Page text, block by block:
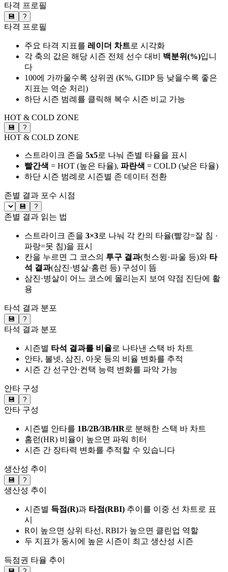
타격 프로필
💾 ?
타격 프로필
주요 타격 지표를 레이더 차트로 시각화
각 축의 값은 해당 시즌 전체 선수 대비 백분위(%)입니
다
100에 가까울수록 상위권 (K%, GIDP 등 낮을수록 좋은
지표는 역순 처리)
하단 시즌 범례를 클릭해 복수 시즌 비교 가능
HOT & COLD ZONE
💾 ?
HOT & COLD ZONE
스트라이크 존을 5x5로 나눠 존별 타율을 표시
빨간색 = HOT (높은 타율), 파란색 = COLD (낮은 타율)
하단 시즌 범례로 시즌별 존 데이터 전환
존별 결과 포수 시점
💾 ?
존별 결과 읽는 법
스트라이크 존을 3×3로 나눠 각 칸의 타율(빨강=잘 침 ·
파랑=못 침)을 표시
칸을 누르면 그 코스의 투구 결과(헛스윙·파울 등)와 타
석 결과(삼진·병살·홈런 등) 구성이 뜸
삼진·병살이 어느 코스에 몰리는지 보여 약점 진단에 활
용
타석 결과 분포
💾 ?
타석 결과 분포
시즌별 타석 결과를 비율로 나타낸 스택 바 차트
안타, 볼넷, 삼진, 아웃 등의 비율 변화를 추적
시즌 간 선구안·컨택 능력 변화를 파악 가능
안타 구성
💾 ?
안타 구성
시즌별 안타를 1B/2B/3B/HR로 분해한 스택 바 차트
홈런(HR) 비율이 높으면 파워 히터
시즌 간 장타력 변화를 추적할 수 있습니다
생산성 추이
💾 ?
생산성 추이
시즌별 득점(R)과 타점(RBI) 추이를 이중 선 차트로 표
시
R이 높으면 상위 타선, RBI가 높으면 클린업 역할
두 지표가 동시에 높은 시즌이 최고 생산성 시즌
득점권 타율 추이